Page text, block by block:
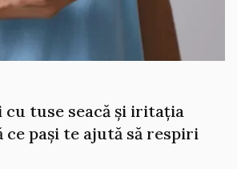
tuse seacă și iritația
ce pași te ajută să respiri